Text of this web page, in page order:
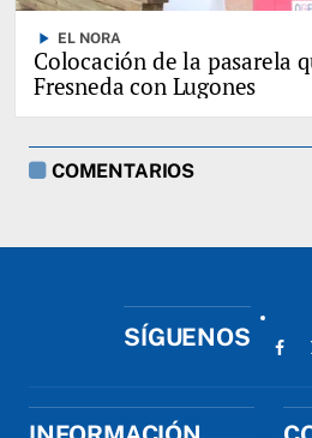
play_arrow EL NORA
Colocación de la pasarela
Fresneda con Lugones
COMENTARIOS
SÍGUENOS